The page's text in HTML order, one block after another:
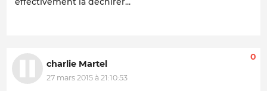
charlie Martel
27 mars 2015 à 21:10:53
0